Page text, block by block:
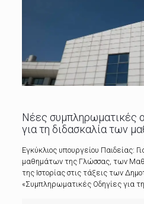
Νέες συμπληρωματικές
για τη διδασκαλία των
Εγκύκλιος υπουργείου Παιδείας:
μαθημάτων της Γλώσσας, των
της Ιστορίας στις τάξεις των
«Συμπληρωματικές Οδηγίες για τη